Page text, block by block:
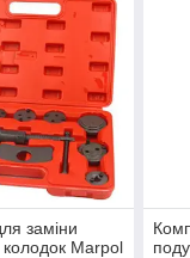
заміни
колодок Marpol